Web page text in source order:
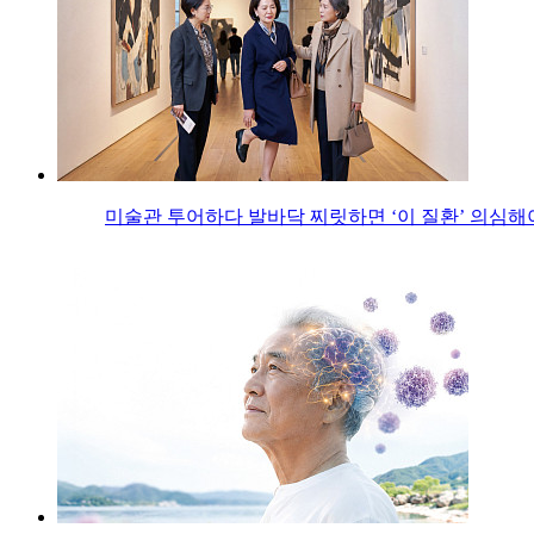
미술관 투어하다 발바닥 찌릿하면 ‘이 질환’ 의심해